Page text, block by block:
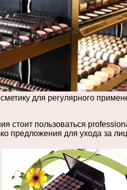
для регулярного
стоит пользоваться
предложения для ухода за